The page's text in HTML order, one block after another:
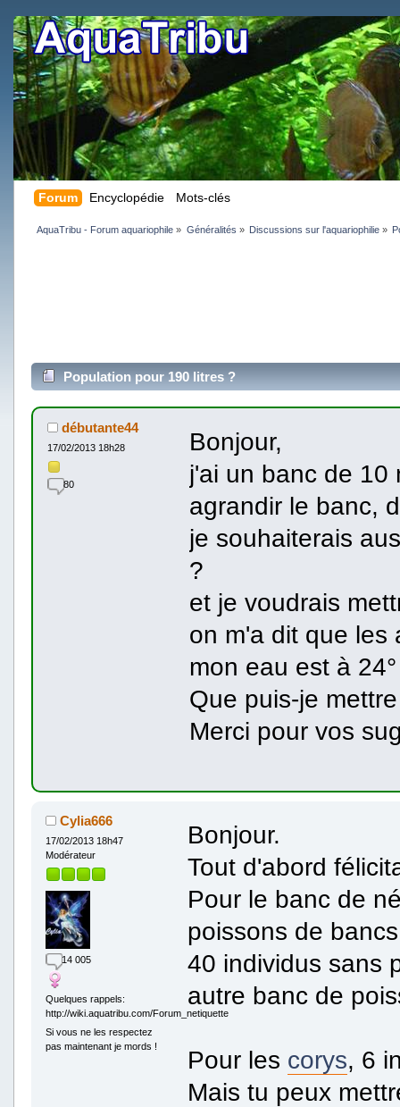
Forum Encyclopédie Mots-clés
AquaTribu - Forum aquariophile » Généralités » Discussions sur l'aquariophilie»
Population pour 190 litres ?
débutante44
17/02/2013 18h28
80
Bonjour,
j'ai un banc de 10
agrandir le banc,
je souhaiterais
?
et je voudrais
on m'a dit que les
mon eau est à
Que puis-je
Merci pour vos
Cylia666
17/02/2013 18h47
Modérateur
14 005
Quelques rappels:
http://wiki.aquatribu.com/Forum_netiquette
Si vous ne les respectez
pas maintenant je mords !
Bonjour.
Tout d'abord
Pour le banc de
poissons de
40 individus sans
autre banc de
Pour les corys, 6
Mais tu peux